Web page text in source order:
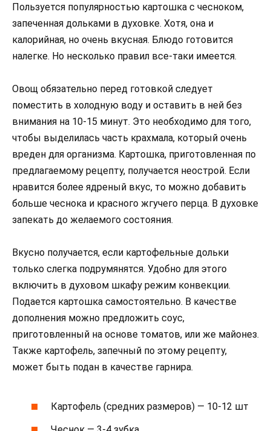
Пользуется популярностью картошка с чесноком,
запеченная дольками в духовке. Хотя, она и
калорийная, но очень вкусная. Блюдо готовится
налегке. Но несколько правил все-таки имеется.
Овощ обязательно перед готовкой следует
поместить в холодную воду и оставить в ней без
внимания на 10-15 минут. Это необходимо для того,
чтобы выделилась часть крахмала, который очень
вреден для организма. Картошка, приготовленная по
предлагаемому рецепту, получается неострой. Если
нравится более ядреный вкус, то можно добавить
больше чеснока и красного жгучего перца. В духовке
запекать до желаемого состояния.
Вкусно получается, если картофельные дольки
только слегка подрумянятся. Удобно для этого
включить в духовом шкафу режим конвекции.
Подается картошка самостоятельно. В качестве
дополнения можно предложить соус,
приготовленный на основе томатов, или же майонез.
Также картофель, запечный по этому рецепту,
может быть подан в качестве гарнира.
Картофель (средних размеров) — 10-12 шт